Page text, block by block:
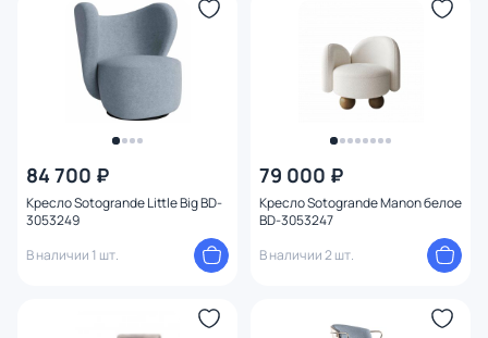
84 700 ₽
Кресло Sotogrande Little Big BD-
3053249
В наличии 1 шт.
79 000 ₽
Кресло Sotogrande Manon белое
BD-3053247
В наличии 2 шт.